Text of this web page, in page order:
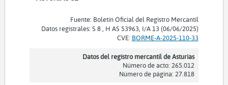
Fuente: Boletín Oficial del Registro Mercantil
Datos registrales: S 8 , H AS 53963, I/A 13 (06/06/2025)
CVE: BORME-A-2025-110-33
Datos del registro mercantil de Asturias
Número de acto: 265.012
Número de página: 27.818